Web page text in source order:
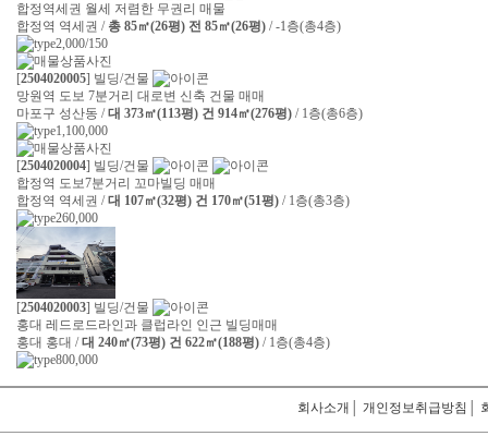
합정역세권 월세 저렴한 무권리 매물
합정역 역세권 / 총 85㎡(26평) 전 85㎡(26평) / -1층(총4층)
2,000/150
[2504020005] 빌딩/건물
망원역 도보 7분거리 대로변 신축 건물 매매
마포구 성산동 /대 373㎡(113평) 건 914㎡(276평) / 1층(총6층)
1,100,000
[2504020004] 빌딩/건물
합정역 도보7분거리 꼬마빌딩 매매
합정역 역세권 /대 107㎡(32평) 건 170㎡(51평) / 1층(총3층)
260,000
[2504020003] 빌딩/건물
홍대 레드로드라인과 클럽라인 인근 빌딩매매
홍대 홍대 /대 240㎡(73평) 건 622㎡(188평) / 1층(총4층)
800,000
회사소개 개인정보취급방침